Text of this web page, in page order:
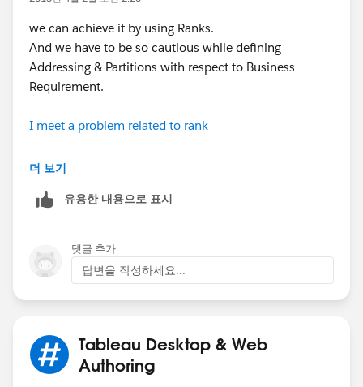
we can achieve it by using Ranks.
And we have to be so cautious while defining
Addressing & Partitions with respect to Business
Requirement.
I meet a problem related to rank
Filter to show industries representing 95% of total
Laxman Kumar
더 보기
유용한 내용으로 표시
댓글 추가
답변을 작성하세요...
Tableau Desktop & Web
Authoring